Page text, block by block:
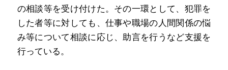
の相談等を受け付けた。その一環として、犯罪を
した者等に対しても、仕事や職場の人間関係の悩
み等について相談に応じ、助言を行うなど支援を
行っている。